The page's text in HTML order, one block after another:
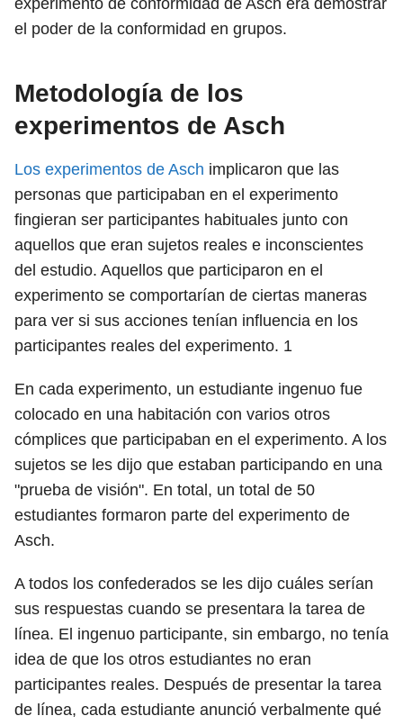
experimento de conformidad de Asch era demostrar
el poder de la conformidad en grupos.
Metodología de los
experimentos de Asch
Los experimentos de Asch implicaron que las
personas que participaban en el experimento
fingieran ser participantes habituales junto con
aquellos que eran sujetos reales e inconscientes
del estudio. Aquellos que participaron en el
experimento se comportarían de ciertas maneras
para ver si sus acciones tenían influencia en los
participantes reales del experimento. 1
En cada experimento, un estudiante ingenuo fue
colocado en una habitación con varios otros
cómplices que participaban en el experimento. A los
sujetos se les dijo que estaban participando en una
"prueba de visión". En total, un total de 50
estudiantes formaron parte del experimento de
Asch.
A todos los confederados se les dijo cuáles serían
sus respuestas cuando se presentara la tarea de
línea. El ingenuo participante, sin embargo, no tenía
idea de que los otros estudiantes no eran
participantes reales. Después de presentar la tarea
de línea, cada estudiante anunció verbalmente qué